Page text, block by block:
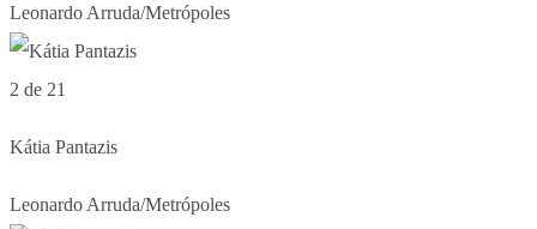
Leonardo Arruda/Metrópoles
2 de 21
Kátia Pantazis
Leonardo Arruda/Metrópoles